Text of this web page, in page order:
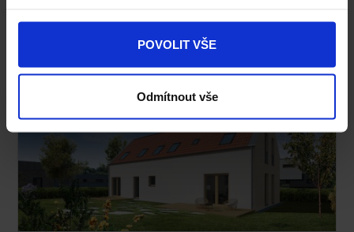
POVOLIT VŠE
Odmítnout vše